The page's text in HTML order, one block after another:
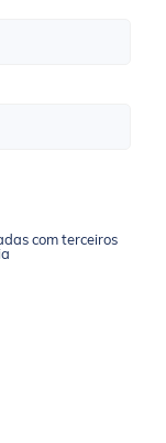
com terceiros